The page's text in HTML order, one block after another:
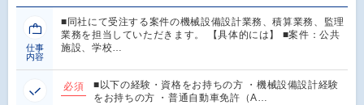
仕事
内容
■同社にて受注する案件の機械設備設計業務、積算業務、監理
業務を担当していただきます。 【具体的には】 ■案件：公共
施設、学校…
必須
■以下の経験・資格をお持ちの方 ・機械設備設計経験
をお持ちの方 ・普通自動車免許（A…